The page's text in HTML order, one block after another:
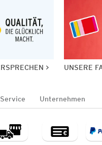
UNSERE
Service Unternehmen